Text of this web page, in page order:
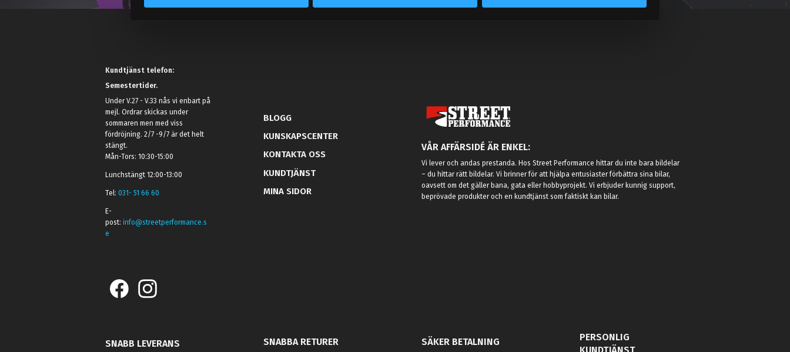
e
l
Kundtjänst telefon:
Semestertider.
Under V.27 - V.33 nås vi enbart på
mejl. Ordrar skickas under
sommaren men med viss
fördröjning. 2/7 -9/7 är det helt
stängt.
Mån-Tors: 10:30-15:00
Lunchstängt 12:00-13:00
Tel:031- 51 66 60
E-
post:info@streetperformance.s
e
BLOGG
KUNSKAPSCENTER
KONTAKTA OSS
KUNDTJÄNST
MINA SIDOR
VÅR AFFÄRSIDÉ ÄR ENKEL:
Vi lever och andas prestanda. Hos Street Performance hittar du inte bara bildelar
– du hittar rätt bildelar. Vi brinner för att hjälpa entusiaster förbättra sina bilar,
oavsett om det gäller bana, gata eller hobbyprojekt. Vi erbjuder kunnig support,
beprövade produkter och en kundtjänst som faktiskt kan bilar.
SNABB LEVERANS SNABBA RETURER SÄKER BETALNING
PERSONLIG